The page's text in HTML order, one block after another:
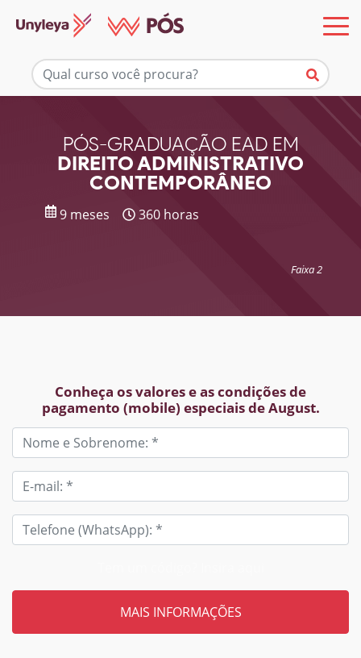
PÓS-GRADUAÇÃO EAD EM
DIREITO ADMINISTRATIVO
CONTEMPORÂNEO
9 meses 360 horas
Faixa 2
Conheça os valores e as condições de
pagamento (mobile) especiais de August.
Mais informações